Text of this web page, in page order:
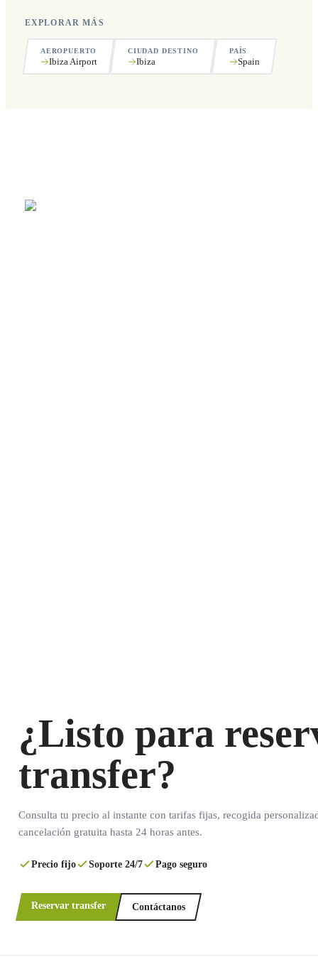
EXPLORAR MÁS
AEROPUERTO
Ibiza Airport
CIUDAD DESTINO
Ibiza
PAÍS
Spain
¿Listo para
transfer?
Consulta tu precio al instante con tarifas fijas, recogida
cancelación gratuita hasta 24 horas antes.
Precio fijo Soporte 24/7 Pago seguro
Reservar transfer Contáctanos